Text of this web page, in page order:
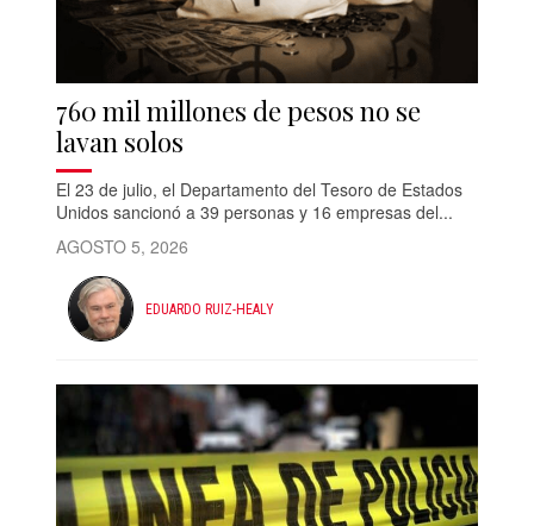
760 mil millones de pesos no se
lavan solos
El 23 de julio, el Departamento del Tesoro de Estados
Unidos sancionó a 39 personas y 16 empresas del...
AGOSTO 5, 2026
EDUARDO RUIZ-HEALY